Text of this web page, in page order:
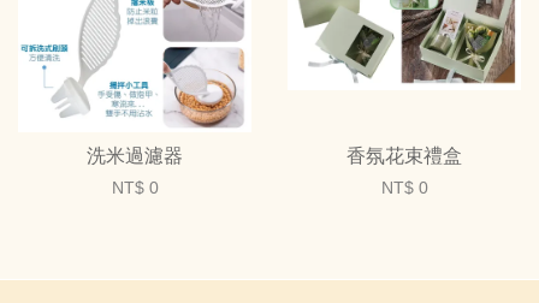
洗米過濾器
NT$ 0
香氛花束禮盒
NT$ 0